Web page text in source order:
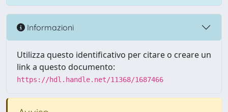
Informazioni
Utilizza questo identificativo per citare o creare un
link a questo documento:
https://hdl.handle.net/11368/1687466